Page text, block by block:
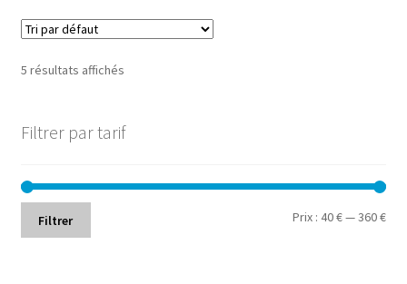
5 résultats affichés
Filtrer par tarif
Prix
Prix
Filtrer Prix :40 €—360 €